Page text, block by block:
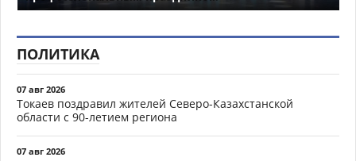
ПОЛИТИКА
07 авг 2026
Токаев поздравил жителей Северо-Казахстанской
области с 90-летием региона
07 авг 2026